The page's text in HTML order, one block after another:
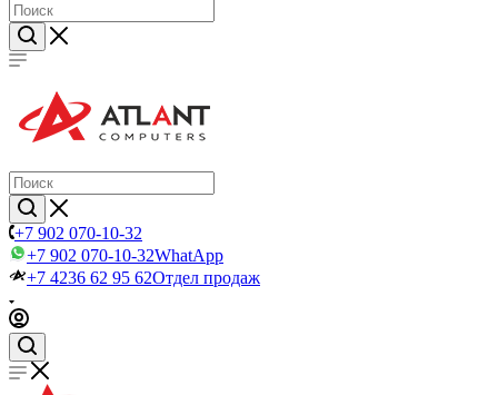
+7 902 070-10-32
+7 902 070-10-32WhatApp
+7 4236 62 95 62Отдел продаж